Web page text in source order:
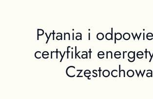
Pytania i
certyfikat
Częstochowa